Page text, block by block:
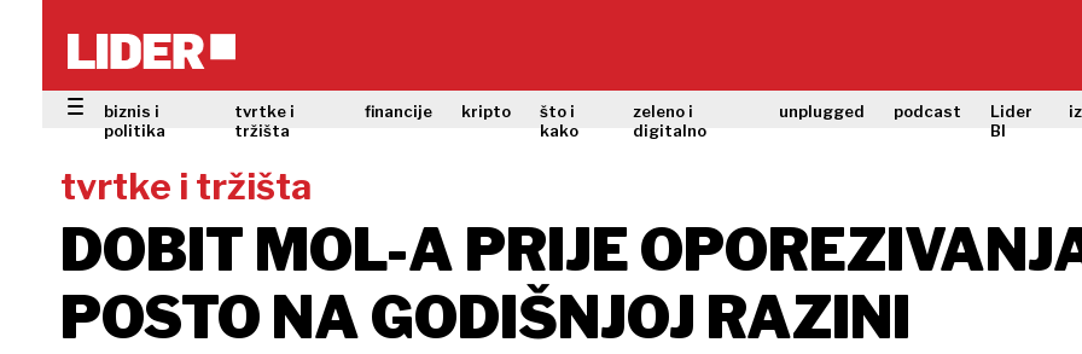
biznis i
politika
tvrtke i
tržišta
financije kripto
što i
kako
zeleno i
digitalno
unplugged podcast
Lider
BI
tvrtke i tržišta
DOBIT MOL-A PRIJE
POSTO NA GODIŠNJOJ RAZINI